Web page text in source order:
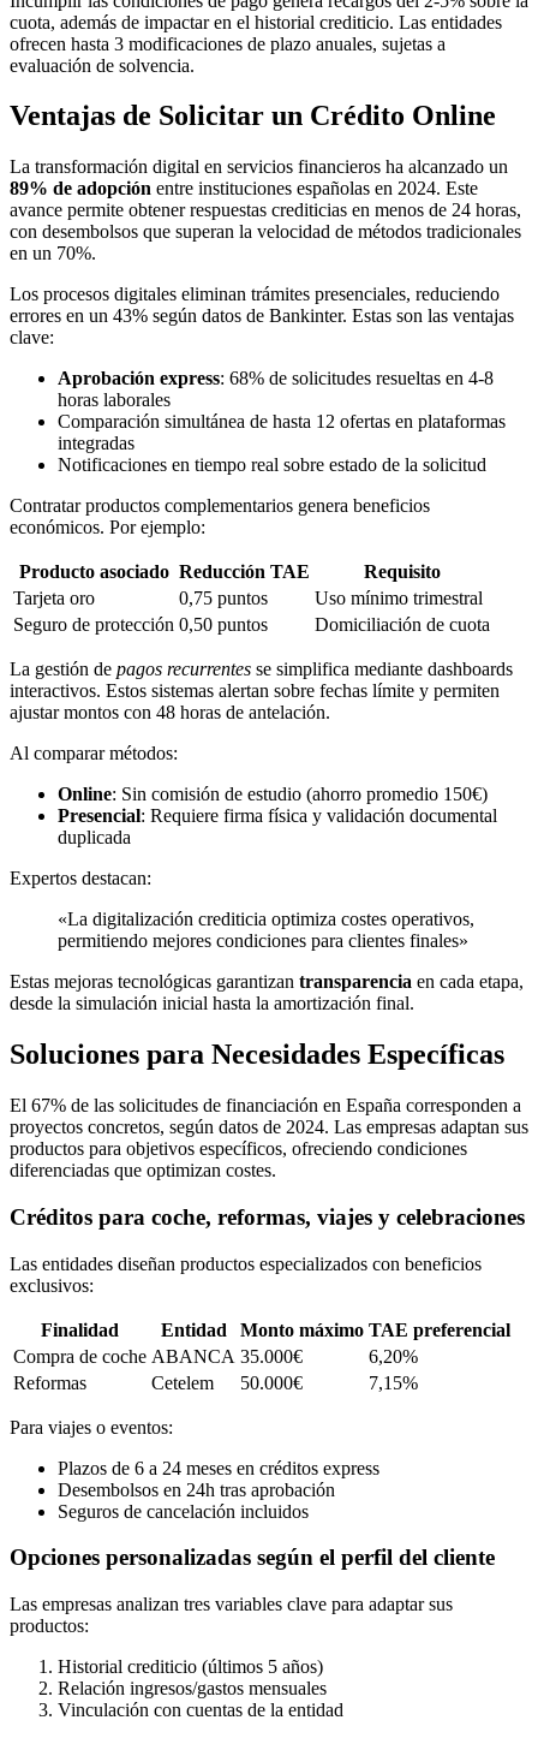
cuota, además de impactar en el historial crediticio. Las entidades
ofrecen hasta 3 modificaciones de plazo anuales, sujetas a
evaluación de solvencia.
Ventajas de Solicitar un Crédito Online
La transformación digital en servicios financieros ha alcanzado un
89% de adopción entre instituciones españolas en 2024. Este
avance permite obtener respuestas crediticias en menos de 24 horas,
con desembolsos que superan la velocidad de métodos tradicionales
en un 70%.
Los procesos digitales eliminan trámites presenciales, reduciendo
errores en un 43% según datos de Bankinter. Estas son las ventajas
clave:
Aprobación express: 68% de solicitudes resueltas en 4-8
horas laborales
Comparación simultánea de hasta 12 ofertas en plataformas
integradas
Notificaciones en tiempo real sobre estado de la solicitud
Contratar productos complementarios genera beneficios
económicos. Por ejemplo:
Producto asociado Reducción TAE
Requisito
Tarjeta oro
0,75 puntos
Uso mínimo trimestral
Seguro de protección 0,50 puntos Domiciliación de cuota
La gestión de pagos recurrentes se simplifica mediante dashboards
interactivos. Estos sistemas alertan sobre fechas límite y permiten
ajustar montos con 48 horas de antelación.
Al comparar métodos:
Online: Sin comisión de estudio (ahorro promedio 150€)
Presencial: Requiere firma física y validación documental
duplicada
Expertos destacan:
«La digitalización crediticia optimiza costes operativos,
permitiendo mejores condiciones para clientes finales»
Estas mejoras tecnológicas garantizan transparencia en cada etapa,
desde la simulación inicial hasta la amortización final.
Soluciones para Necesidades Específicas
El 67% de las solicitudes de financiación en España corresponden a
proyectos concretos, según datos de 2024. Las empresas adaptan sus
productos para objetivos específicos, ofreciendo condiciones
diferenciadas que optimizan costes.
Créditos para coche, reformas, viajes y celebraciones
Las entidades diseñan productos especializados con beneficios
exclusivos:
Finalidad Entidad Monto máximo TAE preferencial
Compra de coche ABANCA 35.000€
6,20%
Reformas
Cetelem 50.000€ 7,15%
Para viajes o eventos:
Plazos de 6 a 24 meses en créditos express
Desembolsos en 24h tras aprobación
Seguros de cancelación incluidos
Opciones personalizadas según el perfil del cliente
Las empresas analizan tres variables clave para adaptar sus
productos:
Historial crediticio (últimos 5 años)
Relación ingresos/gastos mensuales
Vinculación con cuentas de la entidad